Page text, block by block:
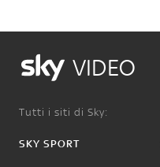
VIDEO
Tutti i siti di Sky:
SKY SPORT